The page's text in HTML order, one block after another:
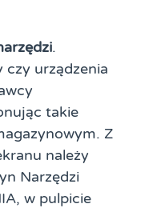
.
czy urządzenia
takie
Z
należy
Narzędzi
w pulpicie